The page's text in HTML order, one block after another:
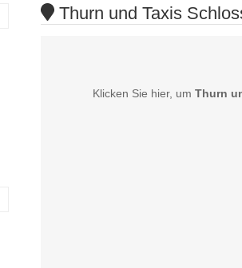
Thurn und Taxis
Klicken Sie hier, um Thurn